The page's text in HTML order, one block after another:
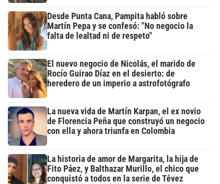
Desde Punta Cana, Pampita habló sobre
Martín Pepa y se confesó: "No negocio la
falta de lealtad ni de respeto"
El nuevo negocio de Nicolás, el marido de
Rocío Guirao Díaz en el desierto: de
heredero de un imperio a astrofotógrafo
La nueva vida de Martín Karpan, el ex novio
de Florencia Peña que construyó un negocio
con ella y ahora triunfa en Colombia
La historia de amor de Margarita, la hija de
Fito Páez, y Balthazar Murillo, el chico que
conquistó a todos en la serie de Tévez